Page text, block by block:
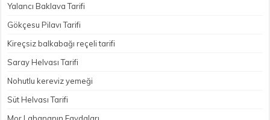
Yalancı Baklava Tarifi
Gökçesu Pilavı Tarifi
Kireçsiz balkabağı reçeli tarifi
Saray Helvası Tarifi
Nohutlu kereviz yemeği
Süt Helvası Tarifi
Mor Lahananın Faydaları